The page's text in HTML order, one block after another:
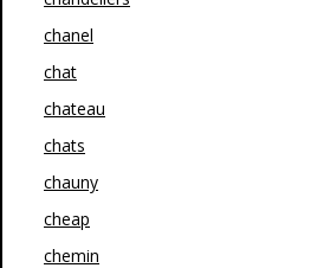
chanel
chat
chateau
chats
chauny
cheap
chemin